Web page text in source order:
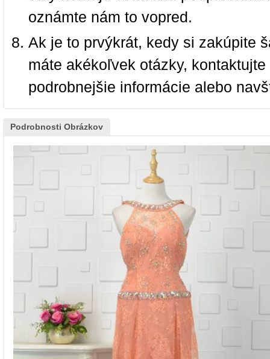
oznámte nám to vopred.
Ak je to prvýkrát, kedy si zakúpite
máte akékoľvek otázky,
podrobnejšie informácie alebo
Podrobnosti Obrázkov